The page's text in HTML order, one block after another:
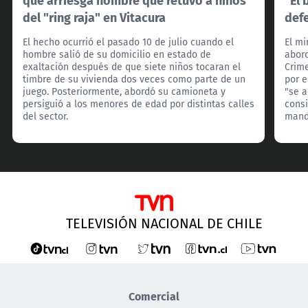
del "ring raja" en Vitacura
El hecho ocurrió el pasado 10 de julio cuando el
hombre salió de su domicilio en estado de
exaltación después de que siete niños tocaran el
timbre de su vivienda dos veces como parte de un
juego. Posteriormente, abordó su camioneta y
persiguió a los menores de edad por distintas calles
del sector.
El
por
"se
TELEVISIÓN NACIONAL DE CHILE
Comercial